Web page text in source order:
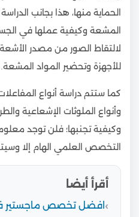
الحماية منها، هذا بجانب
المشعة وكيفية عملها في
لالتقاط الصور من مصدر
للأجهزة وتحضير المواد المشعة.
كما ستتم دراسة أنواع
وأنواع الملوثات الإشعاعية
وكيفية تجنبها؛ فلن توجد
التخصص العلمي الهام إلا
أقرأ أيضا
افضل تخصص ماجستير